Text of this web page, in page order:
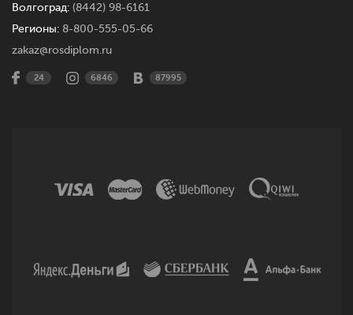
Волгоград: (8442) 98-6161
Регионы: 8-800-555-05-66
zakaz@rosdiplom.ru
24 6846 87995